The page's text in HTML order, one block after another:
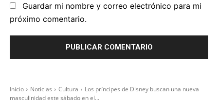
Guardar mi nombre y correo electrónico para mi
próximo comentario.